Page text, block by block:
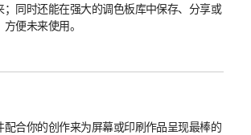
；同时还能在强大的调色板库中保存、分享或
便未来使用。
配合你的创作来为屏幕或印刷作品呈现最棒的